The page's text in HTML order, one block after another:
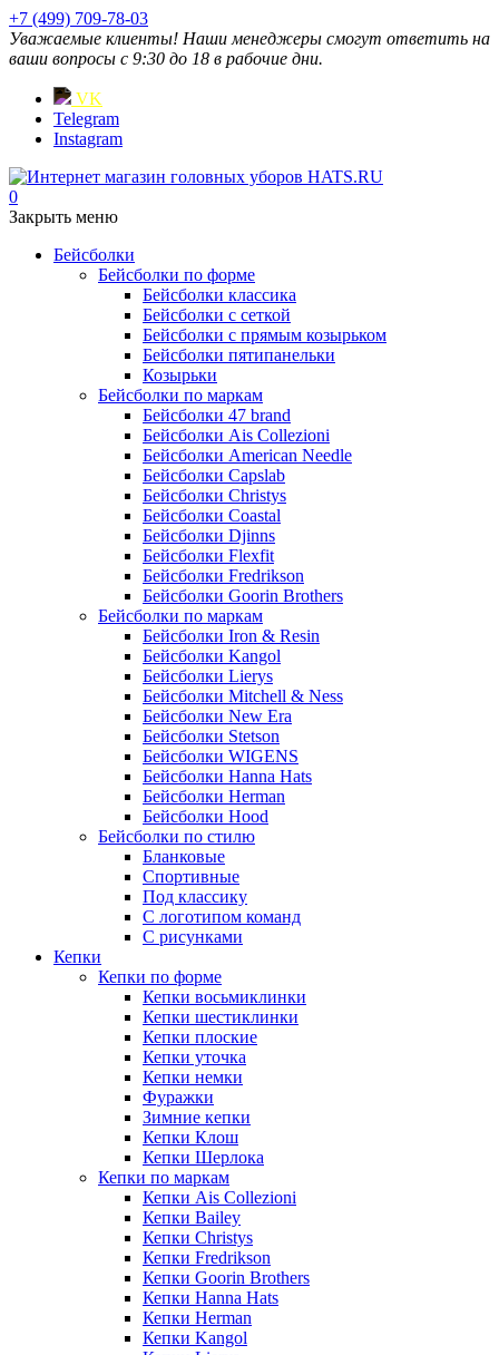
+7 (499) 709-78-03
Уважаемые клиенты! Наши менеджеры смогут ответить на
ваши вопросы с 9:30 до 18 в рабочие дни.
VK
Telegram
Instagram
0
Закрыть меню
Бейсболки
Бейсболки по форме
Бейсболки классика
Бейсболки с сеткой
Бейсболки с прямым козырьком
Бейсболки пятипанельки
Козырьки
Бейсболки по маркам
Бейсболки 47 brand
Бейсболки Ais Collezioni
Бейсболки American Needle
Бейсболки Capslab
Бейсболки Christys
Бейсболки Coastal
Бейсболки Djinns
Бейсболки Flexfit
Бейсболки Fredrikson
Бейсболки Goorin Brothers
Бейсболки по маркам
Бейсболки Iron & Resin
Бейсболки Kangol
Бейсболки Lierys
Бейсболки Mitchell & Ness
Бейсболки New Era
Бейсболки Stetson
Бейсболки WIGENS
Бейсболки Hanna Hats
Бейсболки Herman
Бейсболки Hood
Бейсболки по стилю
Бланковые
Спортивные
Под классику
С логотипом команд
С рисунками
Кепки
Кепки по форме
Кепки восьмиклинки
Кепки шестиклинки
Кепки плоские
Кепки уточка
Кепки немки
Фуражки
Зимние кепки
Кепки Клош
Кепки Шерлока
Кепки по маркам
Кепки Ais Collezioni
Кепки Bailey
Кепки Christys
Кепки Fredrikson
Кепки Goorin Brothers
Кепки Hanna Hats
Кепки Herman
Кепки Kangol